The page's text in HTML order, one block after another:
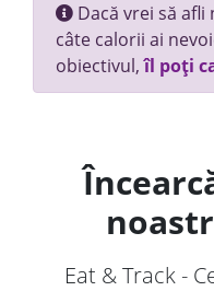
Dacă vrei să
câte calorii ai
obiectivul,îl poți
Eat & Track -